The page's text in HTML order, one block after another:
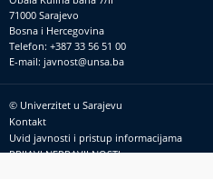
71000 Sarajevo
Bosna i Hercegovina
Telefon: +387 33 56 51 00
E-mail: javnost@unsa.ba
Footer
meni
© Univerzitet u Sarajevu
Kontakt
Uvid javnosti i pristup informacijama
PRIJAVI NEPRAVILNOSTI